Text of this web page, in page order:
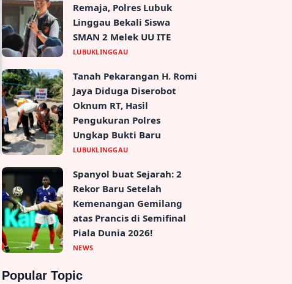
Remaja, Polres Lubuk
Linggau Bekali Siswa
SMAN 2 Melek UU ITE
LUBUKLINGGAU
Tanah Pekarangan H. Romi
Jaya Diduga Diserobot
Oknum RT, Hasil
Pengukuran Polres
Ungkap Bukti Baru
LUBUKLINGGAU
Spanyol buat Sejarah: 2
Rekor Baru Setelah
Kemenangan Gemilang
atas Prancis di Semifinal
Piala Dunia 2026!
NEWS
Popular Topic